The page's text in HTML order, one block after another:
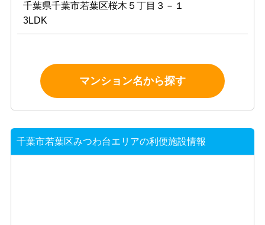
千葉県千葉市若葉区桜木５丁目３－１
3LDK
マンション名から探す
千葉市若葉区みつわ台エリアの利便施設情報